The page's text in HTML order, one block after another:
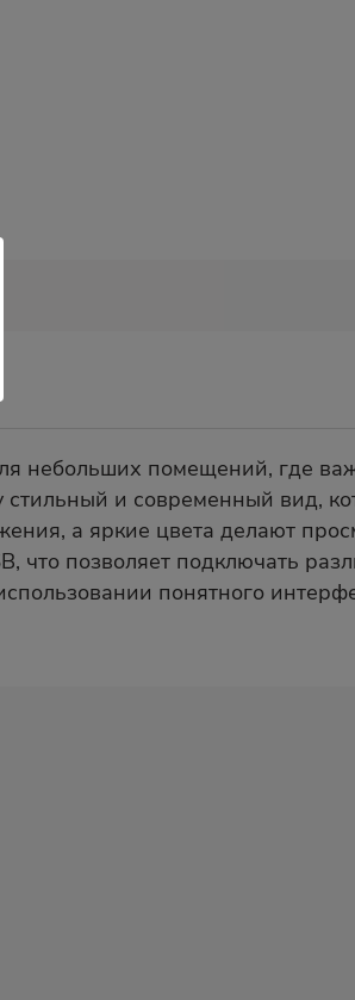
небольших помещений, где
стильный и современный вид,
а яркие цвета делают
что позволяет подключать
понятного